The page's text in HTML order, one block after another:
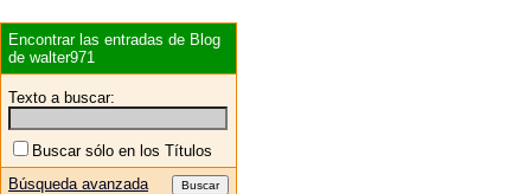
Encontrar las entradas de Blog
de walter971
Texto a buscar:
Buscar sólo en los Títulos
Búsqueda avanzada